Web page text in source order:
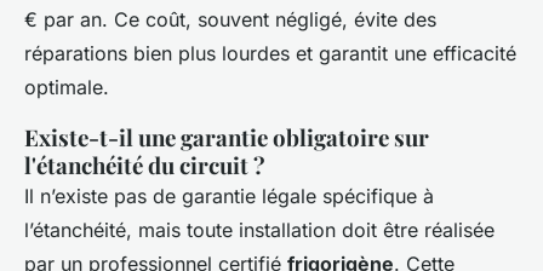
€ par an. Ce coût, souvent négligé, évite des
réparations bien plus lourdes et garantit une efficacité
optimale.
Existe-t-il une garantie obligatoire sur
l'étanchéité du circuit ?
Il n’existe pas de garantie légale spécifique à
l’étanchéité, mais toute installation doit être réalisée
par un professionnel certifié frigorigène. Cette